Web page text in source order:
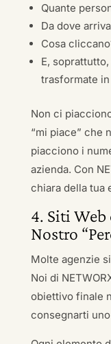
Quante
Da dove
Cosa
E,
trasformate
Non ci
“mi piace” che
piacciono i
azienda. Con
chiara della tua
4. Siti
Nostro
Molte agenzie
Noi di
obiettivo finale
consegnarti uno